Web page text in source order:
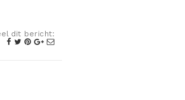
dit bericht: